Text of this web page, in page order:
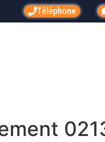
Téléphone